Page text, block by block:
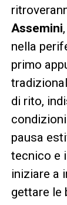
Assemini
nella
primo
di rito,
pausa
tecnico e
iniziare a
gettare le